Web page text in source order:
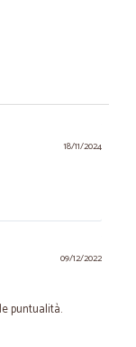
18/11/2024
09/12/2022
puntualità.